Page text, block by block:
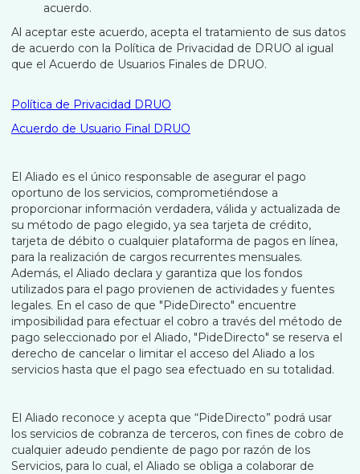
acuerdo.
Al aceptar este acuerdo, acepta el tratamiento de sus datos
de acuerdo con la Política de Privacidad de DRUO al igual
que el Acuerdo de Usuarios Finales de DRUO.
Política de Privacidad DRUO
Acuerdo de Usuario Final DRUO
El Aliado es el único responsable de asegurar el pago
oportuno de los servicios, comprometiéndose a
proporcionar información verdadera, válida y actualizada de
su método de pago elegido, ya sea tarjeta de crédito,
tarjeta de débito o cualquier plataforma de pagos en línea,
para la realización de cargos recurrentes mensuales.
Además, el Aliado declara y garantiza que los fondos
utilizados para el pago provienen de actividades y fuentes
legales. En el caso de que "PideDirecto" encuentre
imposibilidad para efectuar el cobro a través del método de
pago seleccionado por el Aliado, "PideDirecto" se reserva el
derecho de cancelar o limitar el acceso del Aliado a los
servicios hasta que el pago sea efectuado en su totalidad.
El Aliado reconoce y acepta que “PideDirecto” podrá usar
los servicios de cobranza de terceros, con fines de cobro de
cualquier adeudo pendiente de pago por razón de los
Servicios, para lo cual, el Aliado se obliga a colaborar de